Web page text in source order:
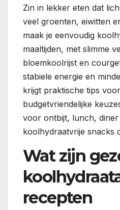
Zin in lekker eten dat
veel groenten, eiwitten
maak je eenvoudig
maaltijden, met slimme
bloemkoolrijst en
stabiele energie en
krijgt praktische tips
budgetvriendelijke
voor ontbijt, lunch, diner
koolhydraatvrije snacks
Wat zijn
recepten